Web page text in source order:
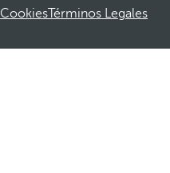
CookiesTérminos Legales